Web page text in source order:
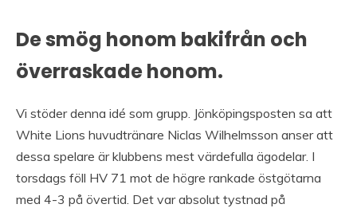
De smög honom bakifrån och
överraskade honom.
Vi stöder denna idé som grupp. Jönköpingsposten sa att
White Lions huvudtränare Niclas Wilhelmsson anser att
dessa spelare är klubbens mest värdefulla ägodelar. I
torsdags föll HV 71 mot de högre rankade östgötarna
med 4-3 på övertid. Det var absolut tystnad på